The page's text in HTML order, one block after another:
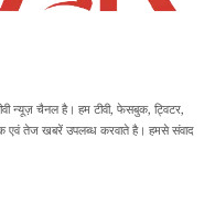
न्यूज़ चैनल है। हम टीवी, फेसबुक, ट्विटर,
एवं तेज खबरें उपलब्ध करवाते है। हमसे संवाद